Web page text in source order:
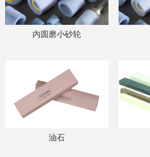
内圆磨小砂轮
油石